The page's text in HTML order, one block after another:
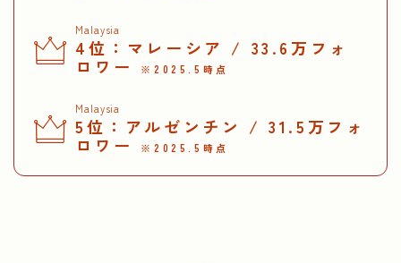
Malaysia
4位：マレーシア / 33.6万フォ
ロワー
※2025.5時点
Malaysia
5位：アルゼンチン / 31.5万フォ
ロワー
※2025.5時点